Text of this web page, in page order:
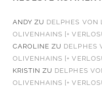
ANDY ZU DELPHES VON
OLIVENHAINS [+
CAROLINE ZU DELPHES
OLIVENHAINS [+
KRISTIN ZU DELPHES
OLIVENHAINS [+